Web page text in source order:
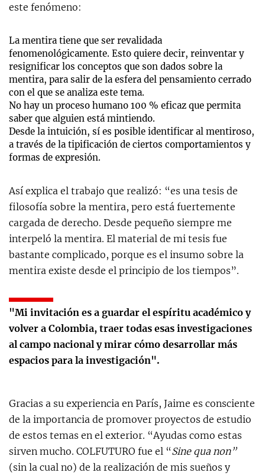
este fenómeno:
La mentira tiene que ser revalidada
fenomenológicamente. Esto quiere decir, reinventar y
resignificar los conceptos que son dados sobre la
mentira, para salir de la esfera del pensamiento cerrado
con el que se analiza este tema.
No hay un proceso humano 100 % eficaz que permita
saber que alguien está mintiendo.
Desde la intuición, sí es posible identificar al mentiroso,
a través de la tipificación de ciertos comportamientos y
formas de expresión.
Así explica el trabajo que realizó: “es una tesis de
filosofía sobre la mentira, pero está fuertemente
cargada de derecho. Desde pequeño siempre me
interpeló la mentira. El material de mi tesis fue
bastante complicado, porque es el insumo sobre la
mentira existe desde el principio de los tiempos”.
"Mi invitación es a guardar el espíritu académico y
volver a Colombia, traer todas esas investigaciones
al campo nacional y mirar cómo desarrollar más
espacios para la investigación".
Gracias a su experiencia en París, Jaime es consciente
de la importancia de promover proyectos de estudio
de estos temas en el exterior. “Ayudas como estas
sirven mucho. COLFUTURO fue el “Sine qua non”
(sin la cual no) de la realización de mis sueños y